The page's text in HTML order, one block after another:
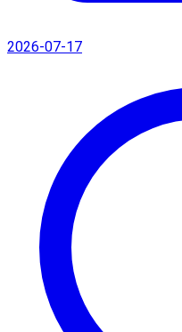
2026-07-17